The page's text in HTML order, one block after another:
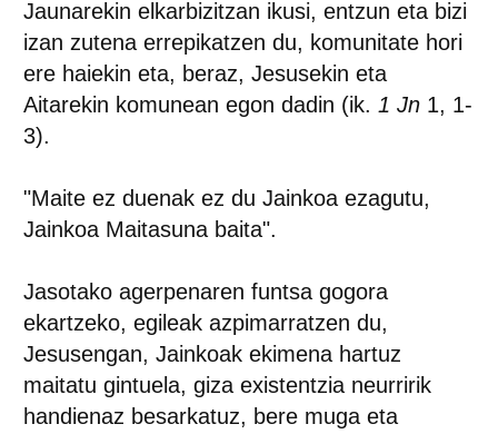
Jaunarekin elkarbizitzan ikusi, entzun eta bizi
izan zutena errepikatzen du, komunitate hori
ere haiekin eta, beraz, Jesusekin eta
Aitarekin komunean egon dadin (ik. 1 Jn1, 1-
3).
"Maite ez duenak ez du Jainkoa ezagutu,
Jainkoa Maitasuna baita".
Jasotako agerpenaren funtsa gogora
ekartzeko, egileak azpimarratzen du,
Jesusengan, Jainkoak ekimena hartuz
maitatu gintuela, giza existentzia neurririk
handienaz besarkatuz, bere muga eta